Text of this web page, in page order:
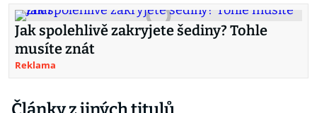
Jak spolehlivě zakryjete šediny? Tohle
musíte znát
Reklama